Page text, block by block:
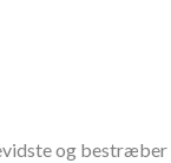
og